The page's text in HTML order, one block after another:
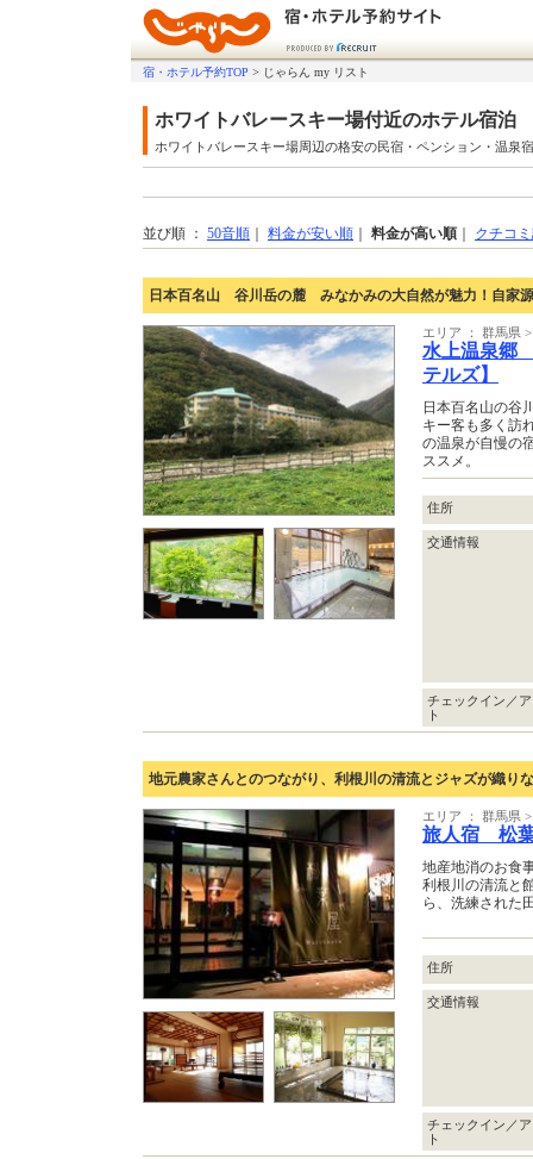
宿・ホテル予約TOP > じゃらん my リスト
ホワイトバレースキー場付近のホテル宿泊
ホワイトバレースキー場周辺の格安の民宿・ペンション・温泉
並び順 ： 50音順 料金が安い順 料金が高い順 クチコ
日本百名山 谷川岳の麓 みなかみの大自然が魅力！自家
エリア ： 群馬県
水上温泉郷
テルズ】
日本百名山の谷
キー客も多く訪
の温泉が自慢の
ススメ。
住所
交通情報
チェックイン／
ト
地元農家さんとのつながり、利根川の清流とジャズが織り
エリア ： 群馬県
旅人宿 松
地産地消のお食
利根川の清流と
ら、洗練された
住所
交通情報
チェックイン／
ト